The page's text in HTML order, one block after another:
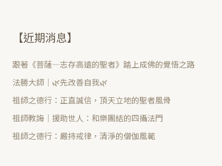
【近期消息】
跟著《菩薩—志存高遠的聖者》踏上成佛的覺悟之路
法勝大師｜🌿先改善自我🌿
祖師之德行：正直誠信，頂天立地的聖者風骨
祖師教誨｜援助世人：和樂團結的四攝法門
祖師之德行：嚴持戒律，清淨的僧伽風範